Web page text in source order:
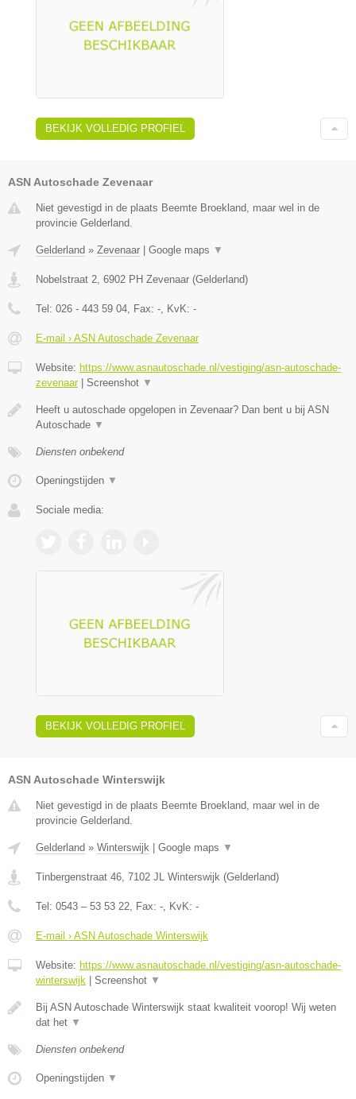
BEKIJK VOLLEDIG PROFIEL
ASN Autoschade Zevenaar
Niet gevestigd in de plaats Beemte Broekland, maar wel in de
provincie Gelderland.
Gelderland » Zevenaar | Google maps ▼
Nobelstraat 2 6902 PH Zevenaar (Gelderland)
Tel: 026 - 443 59 04 , Fax: - , KvK: -
E-mail › ASN Autoschade Zevenaar
Website: https://www.asnautoschade.nl/vestiging/asn-autoschade-
zevenaar| Screenshot ▼
Heeft u autoschade opgelopen in Zevenaar? Dan bent u bij ASN
Autoschade ▼
Diensten onbekend
Openingstijden ▼
Sociale media:
BEKIJK VOLLEDIG PROFIEL
ASN Autoschade Winterswijk
Niet gevestigd in de plaats Beemte Broekland, maar wel in de
provincie Gelderland.
Gelderland » Winterswijk Google maps ▼
Tinbergenstraat 46, 7102 JL Winterswijk (Gelderland)
Tel: 0543 – 53 53 22, Fax: -, KvK: -
E-mail › ASN Autoschade Winterswijk
Website: https://www.asnautoschade.nl/vestiging/asn-autoschade-
winterswijk
Screenshot ▼
Bij ASN Autoschade Winterswijk staat kwaliteit voorop! Wij weten
dat het ▼
Diensten onbekend
Openingstijden ▼